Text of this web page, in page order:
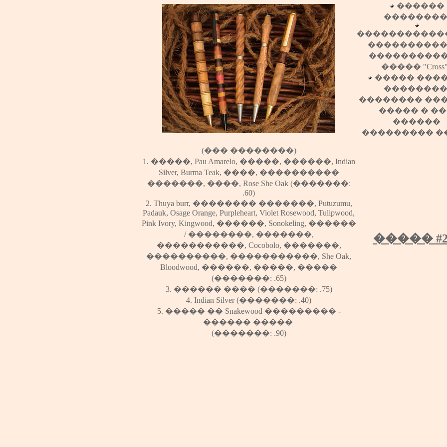
������
�����
�����
��������
����� �
������
���������
(��� ��������)
1. �����, Pau Amarelo, �����, ������, Indian
Silver, Burma Teak, ����, ����������
�������, ����, Rose She Oak(�������:
.60)
2. Thuya burr, �������� �������, Putuzumu,
Padauk, Osage Orange, Purpleheart, Violet Rosewood, Tulipwood,
Pink Ivory, Kingwood, ������, Sonokeling, ������
/ ��������, �������,
�����������, Cocobolo, �������,
����������, �����������, She Oak,
Bloodwood, ������, �����, �����
(�������: .65)
3. ������ ���� (�������: .75)
4. Indian Silver(�������: .40)
5. ����� �� Snakewood ��������� -
������ �����
(�������: .90)
�����